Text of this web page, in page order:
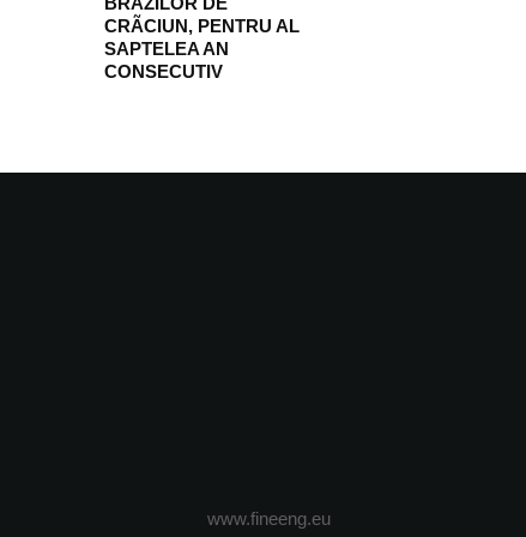
CRÃCIUN, PENTRU AL
SAPTELEA AN
CONSECUTIV
www.fineeng.eu